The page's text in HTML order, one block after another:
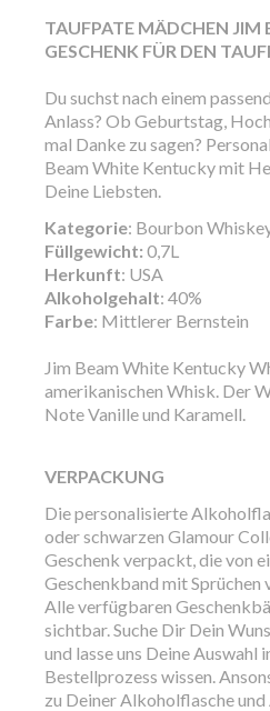
TAUFPATE MÄDCHEN JIM
GESCHENK FÜR DEN
Du suchst nach einem
Anlass? Ob Geburtstag,
mal Danke zu sagen?
Beam White Kentucky mit
Deine Liebsten.
Kategorie: Bourbon
Füllgewicht: 0,7L
Herkunft: USA
Alkoholgehalt: 40%
Farbe: Mittlerer Bernstein
Jim Beam White Kentucky
amerikanischen Whisk. Der
Note Vanille und Karamell.
VERPACKUNG
Die personalisierte
oder schwarzen Glamour
Geschenk verpackt, die von
Geschenkband mit Sprüchen
Alle verfügbaren
sichtbar. Suche Dir Dein
und lasse uns Deine Auswahl
Bestellprozess wissen.
zu Deiner Alkoholflasche